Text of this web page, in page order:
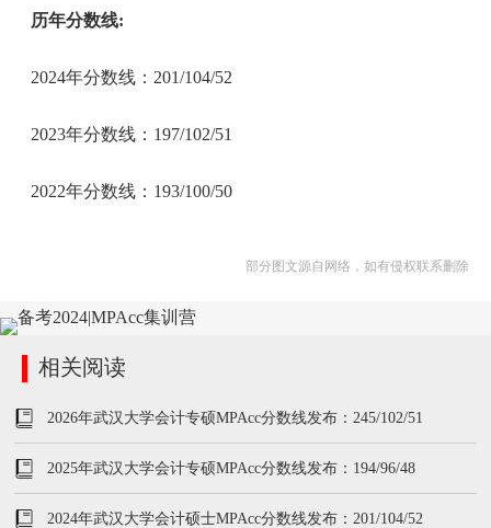
历年分数线:
2024年分数线：201/104/52
2023年分数线：197/102/51
2022年分数线：193/100/50
部分图文源自网络，如有侵权联系删除
相关阅读
2026年武汉大学会计专硕MPAcc分数线发布：245/102/51
2025年武汉大学会计专硕MPAcc分数线发布：194/96/48
2024年武汉大学会计硕士MPAcc分数线发布：201/104/52